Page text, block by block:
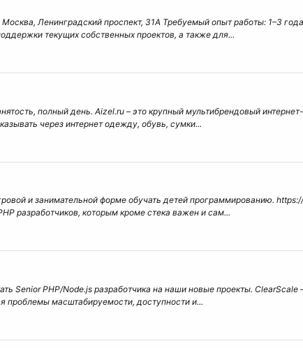
Ленинградский проспект, 31А Требуемый опыт работы: 1–3
текущих собственных проектов, а также для...
полный день. Aizel.ru – это крупный мультибрендовый
через интернет одежду, обувь, сумки...
и занимательной форме обучать детей программированию.
разработчиков, которым кроме стека важен и сам...
PHP/Node.js разработчика на наши новые проекты. ClearScale
проблемы масштабируемости, доступности и...